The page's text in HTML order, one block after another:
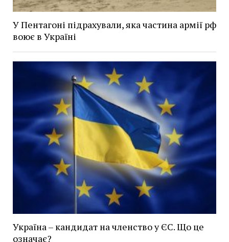
У Пентагоні підрахували, яка частина армії рф
воює в Україні
Україна – кандидат на членство у ЄС. Що це
означає?